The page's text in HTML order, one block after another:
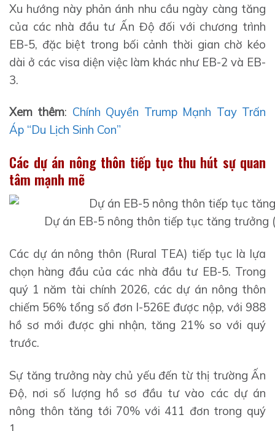
Xu hướng này phản ánh nhu cầu ngày càng tăng
của các nhà đầu tư Ấn Độ đối với chương trình
EB-5, đặc biệt trong bối cảnh thời gian chờ kéo
dài ở các visa diện việc làm khác như EB-2 và EB-
3.
Xem thêm: Chính Quyền Trump Mạnh Tay Trấn
Áp “Du Lịch Sinh Con”
Các dự án nông thôn tiếp tục thu hút sự quan
tâm mạnh mẽ
Dự án EB-5 nông thôn tiếp tục tăng trưởng
Các dự án nông thôn (Rural TEA) tiếp tục là lựa
chọn hàng đầu của các nhà đầu tư EB-5. Trong
quý 1 năm tài chính 2026, các dự án nông thôn
chiếm 56% tổng số đơn I-526E được nộp, với 988
hồ sơ mới được ghi nhận, tăng 21% so với quý
trước.
Sự tăng trưởng này chủ yếu đến từ thị trường Ấn
Độ, nơi số lượng hồ sơ đầu tư vào các dự án
nông thôn tăng tới 70% với 411 đơn trong quý